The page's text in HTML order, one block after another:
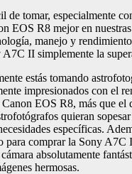
de tomar, especialmente
EOS R8 mejor en
manejo y
A7C II simplemente la
estás tomando
impresionados con el
EOS R8, más que
quieran sopesar
específicas.
para comprar la Sony A7C
absolutamente
hermosas.